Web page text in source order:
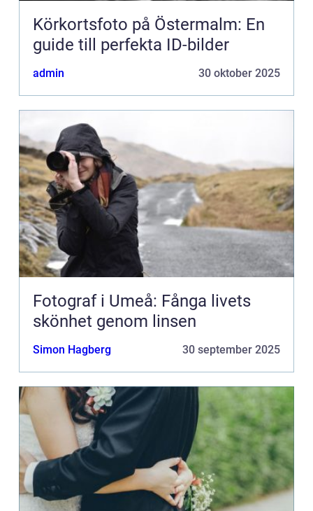
Körkortsfoto på Östermalm: En
guide till perfekta ID-bilder
admin 30 oktober 2025
Fotograf i Umeå: Fånga livets
skönhet genom linsen
Simon Hagberg 30 september 2025